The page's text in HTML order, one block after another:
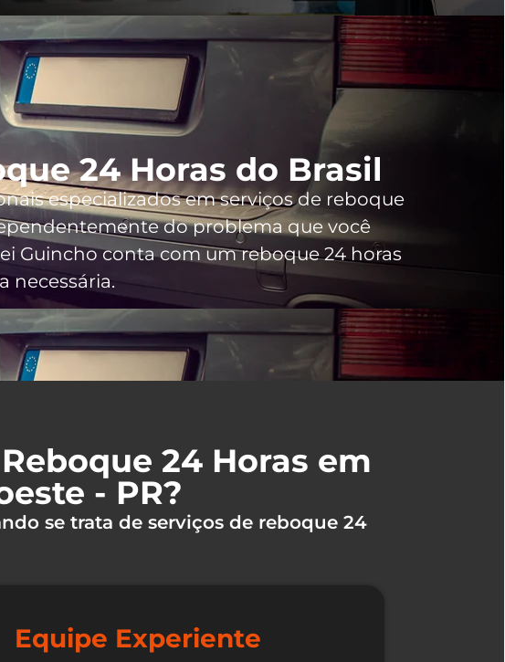
24 Horas do Brasil
especializados em serviços de reboque
do problema que você
Guincho conta com um reboque 24 horas
necessária.
24 Horas em
- PR?
se trata de serviços de reboque 24
Equipe Experiente